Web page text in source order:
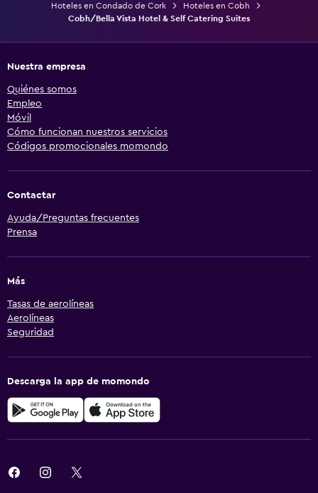
Hoteles en Condado de Cork
Hoteles en Cobh
Cobh/Bella Vista Hotel & Self Catering Suites
Nuestra empresa
Quiénes somos
Empleo
Móvil
Cómo funcionan nuestros servicios
Códigos promocionales momondo
Contactar
Ayuda/Preguntas frecuentes
Prensa
Más
Tasas de aerolíneas
Aerolíneas
Seguridad
Descarga la app de momondo